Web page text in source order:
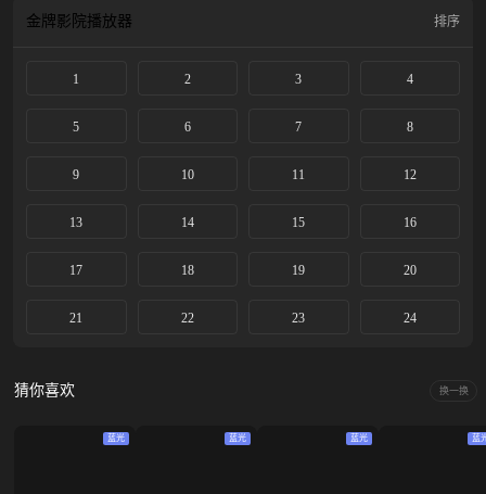
金牌影院播放器 排序
1 2 3 4
5 6 7 8
9 10 11 12
13 14 15 16
17 18 19 20
21 22 23 24
猜你喜欢 换一换
蓝光 蓝光 蓝光 蓝